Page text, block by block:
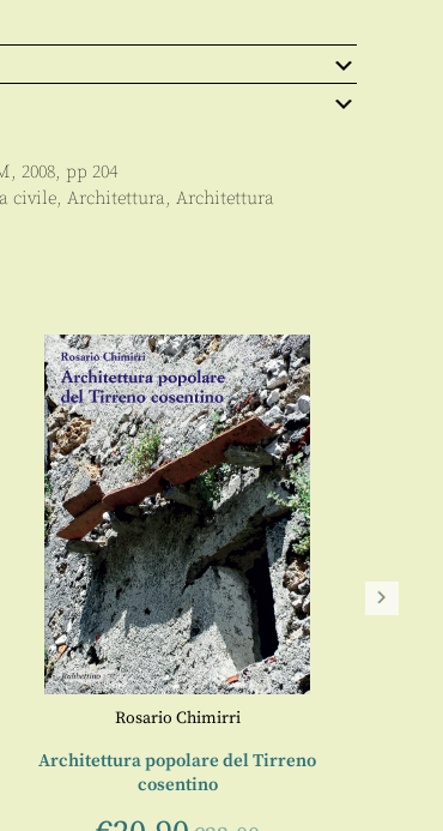
, 2008, pp 204
civile, Architettura, Architettura
Rosario Chimirri
Architettura popolare del Tirreno
cosentino